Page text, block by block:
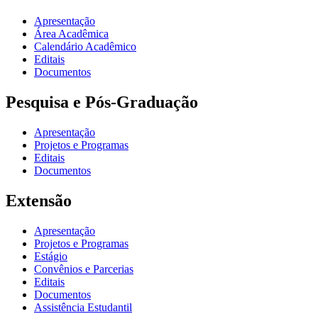
Apresentação
Área Acadêmica
Calendário Acadêmico
Editais
Documentos
Pesquisa e Pós-Graduação
Apresentação
Projetos e Programas
Editais
Documentos
Extensão
Apresentação
Projetos e Programas
Estágio
Convênios e Parcerias
Editais
Documentos
Assistência Estudantil